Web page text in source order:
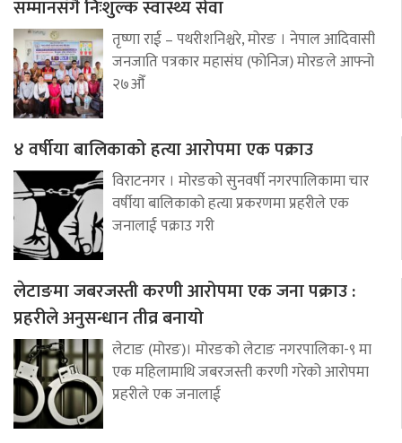
सम्मानसँगै निःशुल्क स्वास्थ्य सेवा
तृष्णा राई – पथरीशनिश्चरे, मोरङ । नेपाल आदिवासी
जनजाति पत्रकार महासंघ (फोनिज) मोरङले आफ्नो
२७औँ
४ वर्षीया बालिकाको हत्या आरोपमा एक पक्राउ
विराटनगर । मोरङको सुनवर्षी नगरपालिकामा चार
वर्षीया बालिकाको हत्या प्रकरणमा प्रहरीले एक
जनालाई पक्राउ गरी
लेटाङमा जबरजस्ती करणी आरोपमा एक जना पक्राउ :
प्रहरीले अनुसन्धान तीव्र बनायो
लेटाङ (मोरङ)। मोरङको लेटाङ नगरपालिका-९ मा
एक महिलामाथि जबरजस्ती करणी गरेको आरोपमा
प्रहरीले एक जनालाई